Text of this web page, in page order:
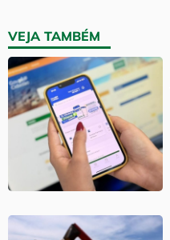
VEJA TAMBÉM